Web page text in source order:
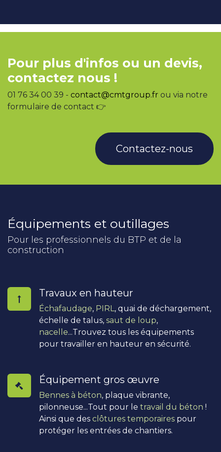
Pour plus d'infos ou un devis,
contactez nous !
01 76 34 00 39 - contact@cmtgroup.fr ou via notre
formulaire de contact 👉
Contactez-nous
Équipements et outillages
Pour les professionnels du BTP et de la
construction
Travaux en hauteur
Échafaudage, PIRL, quai de déchargement,
échelle de talus, saut de loup,
nacelle...Trouvez tous les équipements
pour travailler en hauteur en sécurité.
Équipement gros œuvre
Bennes à béton, plaque vibrante,
pilonneuse...Tout pour le travail du béton !
Ainsi que des clôtures temporaires pour
protéger les entrées de chantiers.